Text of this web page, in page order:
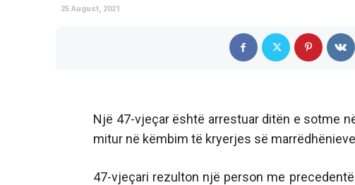
25 August, 2021
Një 47-vjeçar është arrestuar ditën e sotme
mitur në këmbim të kryerjes së
47-vjeçari rezulton një person me